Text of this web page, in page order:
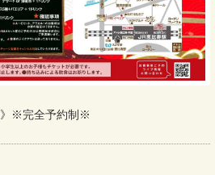
》※完全予約制※